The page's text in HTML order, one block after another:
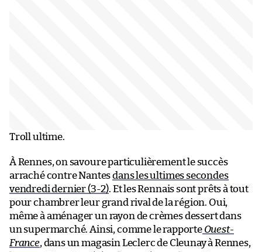
Troll ultime.
À Rennes, on savoure particulièrement le succès
arraché contre Nantesdans les ultimes secondes
vendredi dernier (3-2). Et les Rennais sont prêts à tout
pour chambrer leur grand rival de la région. Oui,
même à aménager un rayon de crèmes dessert dans
un supermarché. Ainsi, comme le rapporte Ouest-
France, dans un magasin Leclerc de Cleunay à Rennes,